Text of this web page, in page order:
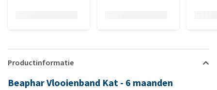
Productinformatie
Beaphar Vlooienband Kat - 6 maanden